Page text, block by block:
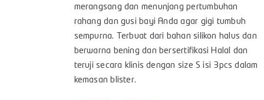
merangsang dan menunjang pertumbuhan
rahang dan gusi bayi Anda agar gigi tumbuh
sempurna. Terbuat dari bahan silikon halus dan
berwarna bening dan bersertifikasi Halal dan
teruji secara klinis dengan size S isi 3pcs dalam
kemasan blister.